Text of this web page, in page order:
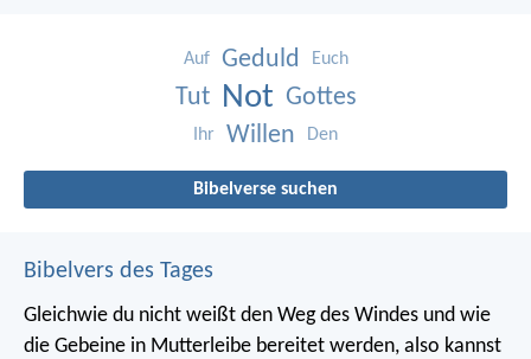
Auf Geduld Euch
Tut Not Gottes
Ihr Willen Den
Bibelverse suchen
Bibelvers des Tages
Gleichwie du nicht weißt den Weg des Windes und wie
die Gebeine in Mutterleibe bereitet werden, also kannst